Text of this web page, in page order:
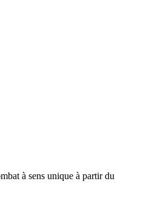
à sens unique à partir du